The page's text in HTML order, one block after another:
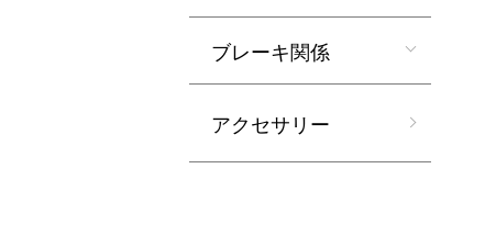
ブレーキ関係
アクセサリー